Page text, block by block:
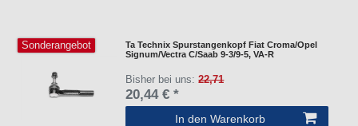
Sonderangebot
Ta Technix Spurstangenkopf Fiat Croma/Opel
Signum/Vectra C/Saab 9-3/9-5, VA-R
Bisher bei uns:22,71
20,44 € *
In den Warenkorb